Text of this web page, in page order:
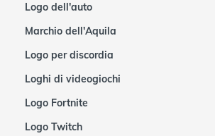
Logo dell'auto
Marchio dell'Aquila
Logo per discordia
Loghi di videogiochi
Logo Fortnite
Logo Twitch